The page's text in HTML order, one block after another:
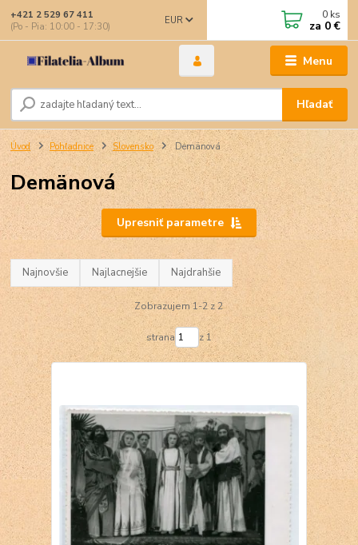
Menu
EUR
Hľadať
+421 2 529 67 411
(Po - Pia: 10:00 - 17:30)
0 ks
za 0 €
Úvod Pohľadnice Slovensko Demänová
Demänová
Upresniť parametre
Najnovšie Najlacnejšie Najdrahšie
Zobrazujem 1-2 z 2
strana z 1